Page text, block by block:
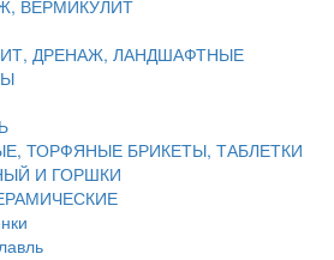
ВЕРМИКУЛИТ
ДРЕНАЖ, ЛАНДШАФТНЫЕ
ТОРФЯНЫЕ БРИКЕТЫ, ТАБЛЕТКИ
И ГОРШКИ